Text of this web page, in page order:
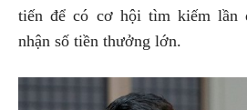
tiến để có cơ hội tìm kiếm lần
nhận số tiền thưởng lớn.